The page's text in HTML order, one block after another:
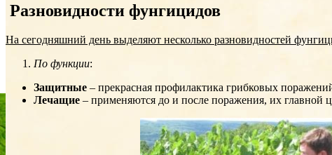
Разновидности фунгицидов
На сегодняшний день выделяют несколько разновидностей
По функции:
Защитные – прекрасная профилактика грибковых
Лечащие – применяются до и после поражения, их главной